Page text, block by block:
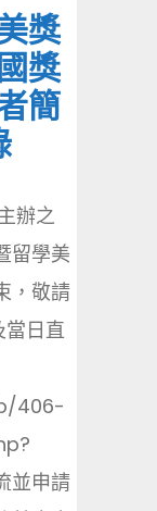
獎
獎
簡
辦之
留學美
，敬請
當日直
406-
並申請